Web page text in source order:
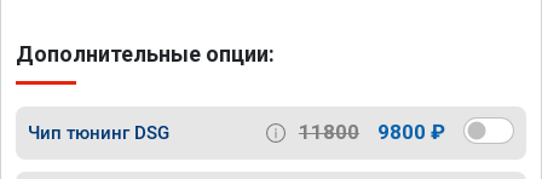
Дополнительные опции:
Чип тюнинг DSG 11800 9800 ₽